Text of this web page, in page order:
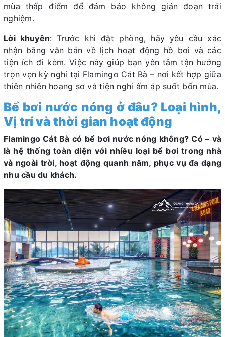
mùa thấp điểm để đảm bảo không gián đoạn trải
nghiệm.
Lời khuyên: Trước khi đặt phòng, hãy yêu cầu xác
nhận bằng văn bản về lịch hoạt động hồ bơi và các
tiện ích đi kèm. Việc này giúp bạn yên tâm tận hưởng
trọn vẹn kỳ nghỉ tại Flamingo Cát Bà – nơi kết hợp giữa
thiên nhiên hoang sơ và tiện nghi ấm áp suốt bốn mùa.
Bể bơi nước nóng ở đâu? Loại hình,
Vị trí và thời gian hoạt động
Flamingo Cát Bà có bể bơi nước nóng không? Có – và
là hệ thống toàn diện với nhiều loại bể bơi trong nhà
và ngoài trời, hoạt động quanh năm, phục vụ đa dạng
nhu cầu du khách.